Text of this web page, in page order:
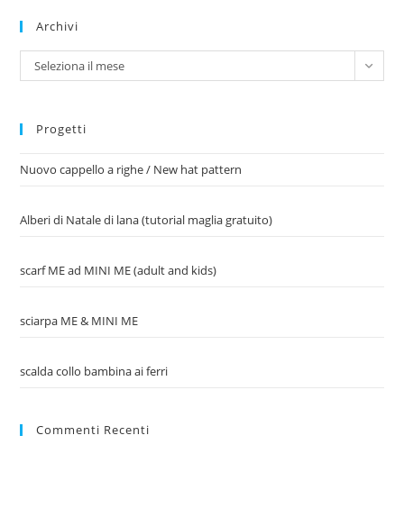
Archivi
Archivi
Seleziona il mese
Progetti
Nuovo cappello a righe / New hat pattern
Alberi di Natale di lana (tutorial maglia gratuito)
scarf ME ad MINI ME (adult and kids)
sciarpa ME & MINI ME
scalda collo bambina ai ferri
Commenti Recenti